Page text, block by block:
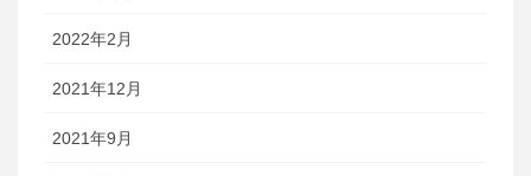
2022年2月
2021年12月
2021年9月